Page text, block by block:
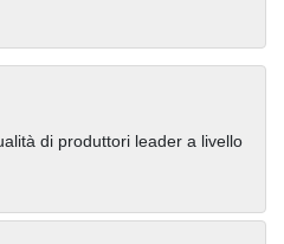
di produttori leader a livello